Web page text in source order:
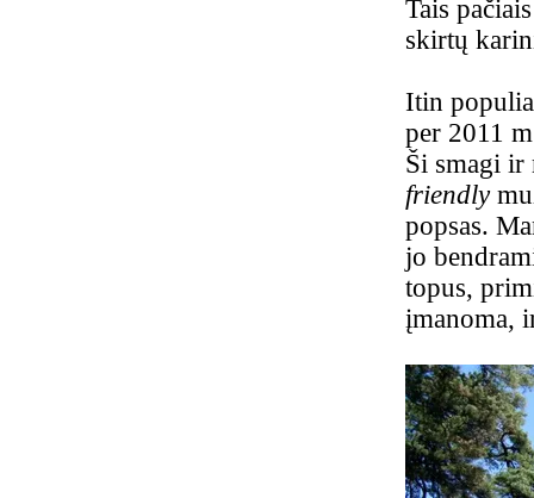
Tais
skirtų
Itin
per 2011
Ši smagi ir
friendly
popsas.
jo
topus,
įmanoma,